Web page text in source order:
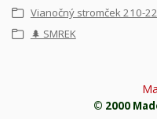
Vianočný stromček 210-
🌲 SMREK
© 2000